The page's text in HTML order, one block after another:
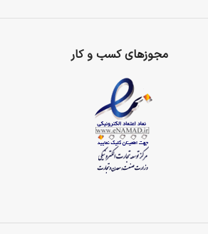
مجوزهای کسب و کار